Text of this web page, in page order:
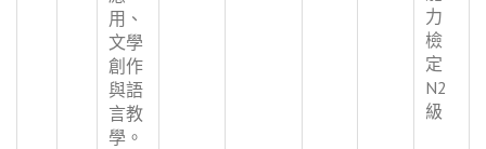
用、
文學
創作
與語
言教
學。
力
檢
定
N2
級